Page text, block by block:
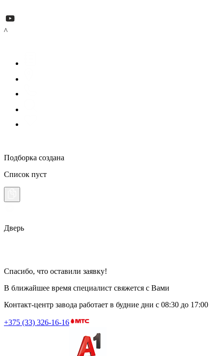
^
Подборка создана
Список пуст
Дверь
Спасибо, что оставили заявку!
В ближайшее время специалист свяжется с Вами
Контакт-центр завода работает в будние дни с 08:30 до 17:00
+375 (33) 326-16-16